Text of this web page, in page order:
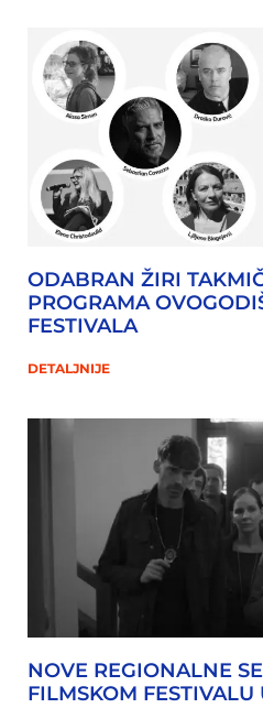
ODABRAN ŽIRI
PROGRAMA
FESTIVALA
DETALJNIJE
NOVE REGIONALNE
FILMSKOM